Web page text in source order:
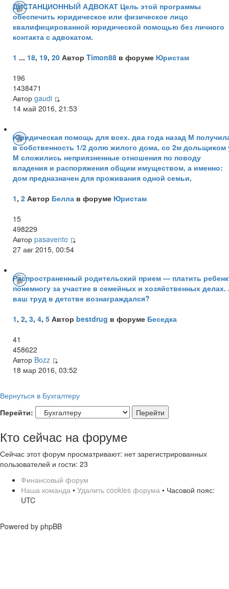
ДИСТАНЦИОННЫЙ АДВОКАТ Цель этой программы
обеспечить юридическое или физическое лицо
квалифицированной юридической помощью без личного
контакта с адвокатом.
1 ... 18, 19, 20 Автор Timon88 в форуме Юристам
196
1438471
Автор gaudi
14 май 2016, 21:53
Юридическая помощь для всех. два года назад М
в собственность 1/2 долю жилого дома, со 2м дольщиком
М сложились неприязненные отношения по поводу
владения и распоряжения общим имуществом, а именно:
дом предназначен для проживания одной семьи,
1, 2 Автор Белла в форуме Юристам
15
498229
Автор pasavento
27 авг 2015, 00:54
Распространенный родительский прием — платить
понемногу за участие в семейных и хозяйственных делах.
ваш труд в детстве вознаграждался?
1, 2, 3, 4, 5 Автор bestdrug в форуме Беседка
41
458622
Автор Bozz
18 мар 2016, 03:52
Вернуться в Бухгалтеру
Перейти:
Кто сейчас на форуме
Сейчас этот форум просматривают: нет зарегистрированных
пользователей и гости: 23
Финансовый форум
Наша команда • Удалить cookies форума • Часовой пояс:
UTC
Powered by phpBB